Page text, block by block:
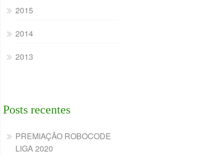
2015
2014
2013
Posts recentes
PREMIAÇÃO ROBOCODE
LIGA 2020